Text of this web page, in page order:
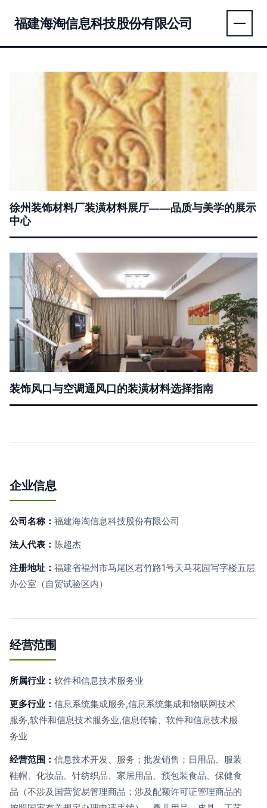
福建海淘信息科技股份有限公司
徐州装饰材料厂装潢材料展厅——品质与美学的展示
中心
装饰风口与空调通风口的装潢材料选择指南
企业信息
公司名称： 福建海淘信息科技股份有限公司
法人代表： 陈超杰
注册地址： 福建省福州市马尾区君竹路1号天马花园写字楼五层
办公室（自贸试验区内）
经营范围
所属行业： 软件和信息技术服务业
更多行业： 信息系统集成服务,信息系统集成和物联网技术
服务,软件和信息技术服务业,信息传输、软件和信息技术服
务业
经营范围： 信息技术开发、服务；批发销售；日用品、服装
鞋帽、化妆品、针纺织品、家居用品、预包装食品、保健食
品（不涉及国营贸易管理商品；涉及配额许可证管理商品的